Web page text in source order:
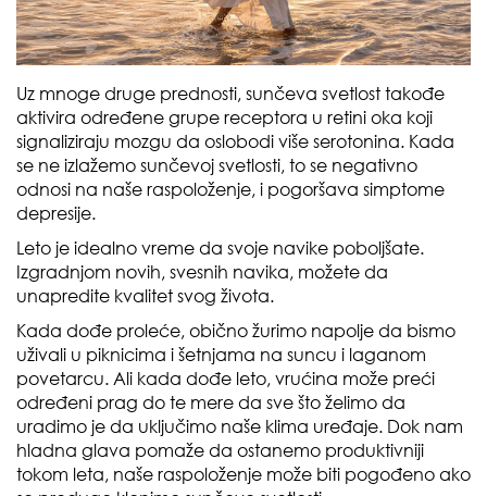
Uz mnoge druge prednosti, sunčeva svetlost takođe
aktivira određene grupe receptora u retini oka koji
signaliziraju mozgu da oslobodi više serotonina. Kada
se ne izlažemo sunčevoj svetlosti, to se negativno
odnosi na naše raspoloženje, i pogoršava simptome
depresije.
Leto je idealno vreme da svoje navike poboljšate.
Izgradnjom novih, svesnih navika, možete da
unapredite kvalitet svog života.
Kada dođe proleće, obično žurimo napolje da bismo
uživali u piknicima i šetnjama na suncu i laganom
povetarcu. Ali kada dođe leto, vrućina može preći
određeni prag do te mere da sve što želimo da
uradimo je da uključimo naše klima uređaje. Dok nam
hladna glava pomaže da ostanemo produktivniji
tokom leta, naše raspoloženje može biti pogođeno ako